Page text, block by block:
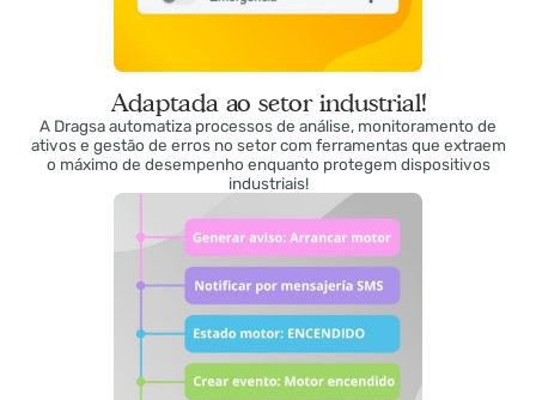
Adaptada ao setor industrial!
A Dragsa automatiza processos de análise, monitoramento de
ativos e gestão de erros no setor com ferramentas que
o máximo de desempenho enquanto protegem dispositivos
industriais!